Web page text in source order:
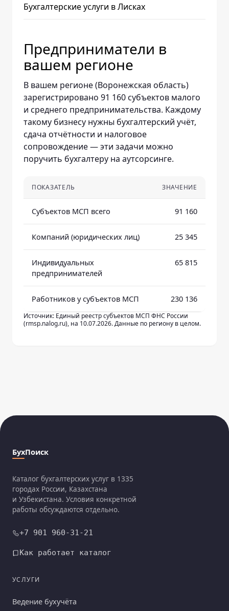
Бухгалтерские услуги в Лисках
Предприниматели в
вашем регионе
В вашем регионе (Воронежская область)
зарегистрировано 91 160 субъектов малого
и среднего предпринимательства. Каждому
такому бизнесу нужны бухгалтерский учёт,
сдача отчётности и налоговое
сопровождение — эти задачи можно
поручить бухгалтеру на аутсорсинге.
ПОКАЗАТЕЛЬ ЗНАЧЕНИЕ
Субъектов МСП всего 91 160
Компаний (юридических лиц) 25 345
Индивидуальных
предпринимателей
65 815
Работников у субъектов МСП 230 136
Источник: Единый реестр субъектов МСП ФНС России
(rmsp.nalog.ru), на 10.07.2026. Данные по региону в целом.
БухПоиск
Каталог бухгалтерских услуг в 1335
городах России, Казахстана
и Узбекистана. Условия конкретной
работы обсуждаются отдельно.
+7 901 960-31-21
Как работает каталог
УСЛУГИ
Ведение бухучёта